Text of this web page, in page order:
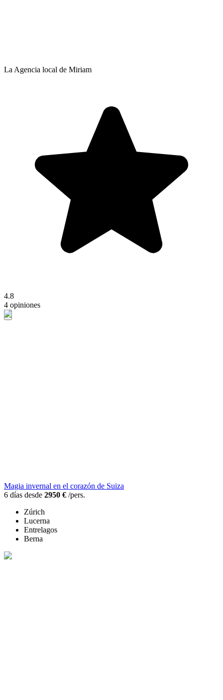
La Agencia local de Miriam
4.8
4 opiniones
Magia invernal en el corazón de Suiza
6 días desde 2950 € /pers.
Zúrich
Lucerna
Entrelagos
Berna